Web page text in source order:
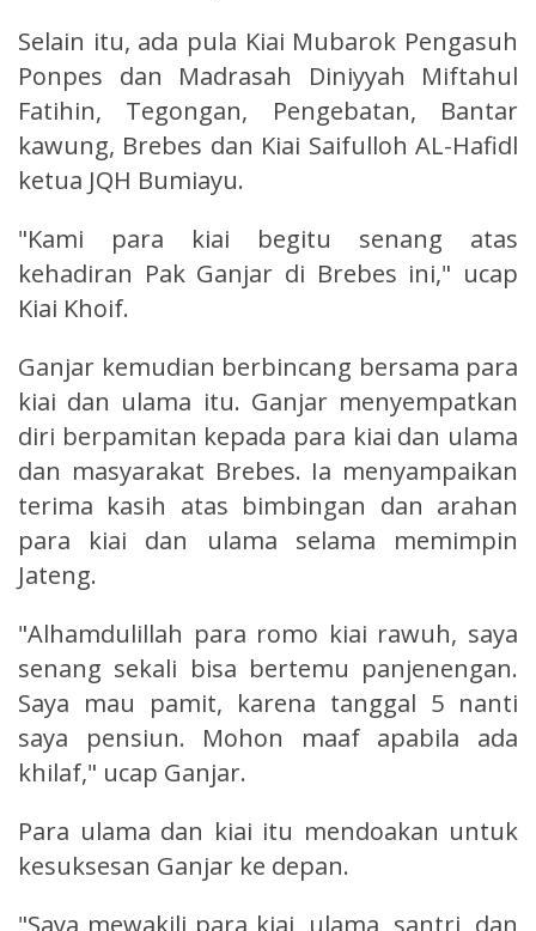
Selain itu, ada pula Kiai Mubarok Pengasuh
Ponpes dan Madrasah Diniyyah Miftahul
Fatihin, Tegongan, Pengebatan, Bantar
kawung, Brebes dan Kiai Saifulloh AL-Hafidl
ketua JQH Bumiayu.
"Kami para kiai begitu senang atas
kehadiran Pak Ganjar di Brebes ini," ucap
Kiai Khoif.
Ganjar kemudian berbincang bersama para
kiai dan ulama itu. Ganjar menyempatkan
diri berpamitan kepada para kiai dan ulama
dan masyarakat Brebes. Ia menyampaikan
terima kasih atas bimbingan dan arahan
para kiai dan ulama selama memimpin
Jateng.
"Alhamdulillah para romo kiai rawuh, saya
senang sekali bisa bertemu panjenengan.
Saya mau pamit, karena tanggal 5 nanti
saya pensiun. Mohon maaf apabila ada
khilaf," ucap Ganjar.
Para ulama dan kiai itu mendoakan untuk
kesuksesan Ganjar ke depan.
"Saya mewakili para kiai, ulama, santri, dan